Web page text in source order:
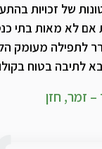
של זכויות
אם לא מאות בתי
לתפילה מעומק
לתיבה בטוח
לתאר כל שנה
זמר, חזן